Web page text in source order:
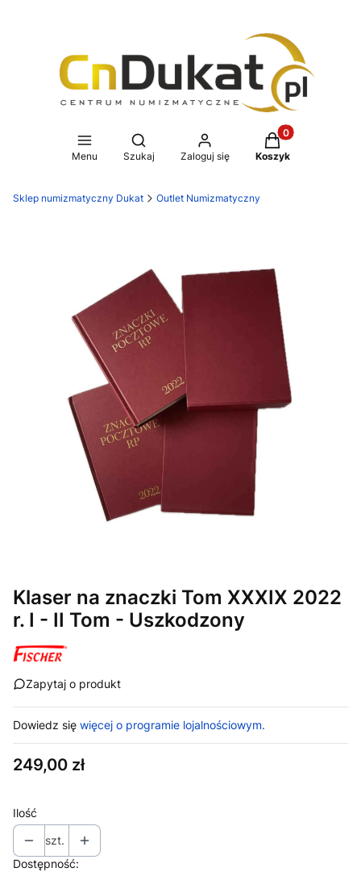
Menu
Otwórz wyszukiwarkę
Szukaj Zaloguj się
Produkty w
Koszyk
Sklep numizmatyczny Dukat Outlet Numizmatyczny
Klaser na znaczki Tom XXXIX 2022
r. I - II Tom - Uszkodzony
Zapytaj o produkt
Dowiedz się więcej o programie lojalnościowym.
Cena
249,00 zł
Ilość
szt.
Dostępność: